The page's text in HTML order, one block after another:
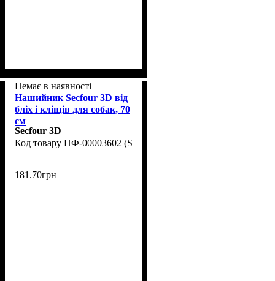
Немає в наявності
Нашийник Secfour 3D від
бліх і кліщів для собак, 70
см
Secfour 3D
НФ-00003602 (S-735)
181 .70грн